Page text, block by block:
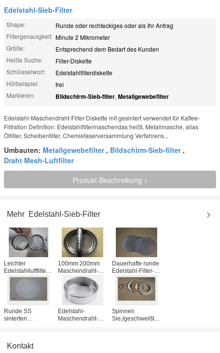
Edelstahl-Sieb-Filter
Shape:
Runde oder rechteckiges oder als Ihr Antrag
Filtergenauigkeit: Minute 2 Mikrometer
Größe:
Entsprechend dem Bedarf des Kunden
Heiße Suche:
Filter-Diskette
Schlüsselwort:
Edelstahlfilterdiskette
Hörbeispiel:
frei
Markieren:
Bildschirm-Sieb-filter, Metallgewebefilter
Edelstahl-Maschendraht-Filter-Diskette mit gesintert verwendet für Kaffee-
Filtration Definition: Edelstahlfiltermaschendas heißt, Metallmasche, alias
Ölfilter, Scheibenfilter, Chemiefaserversammlung Verfahrens...
Umbauten: Metallgewebefilter, Bildschirm-Sieb-filter,
Draht Mesh-Luftfilter
Produkt-Beschreibung >
Mehr Edelstahl-Sieb-Filter
Leichter
Edelstahlluftfilter
Tee-Ball mit
korrosionsbeständigem,
Halogen-Material
100mm 200mm
Maschendraht-
Filtersieb,
Edelstahl-blinder
Sieb SGS
aufgelistet
Dauerhafte runde
Edelstahl-Filter-
Diskette,
kundenspezifischer
Mikrometer-
Maschen-Filter
Runde SS
sinterten
Filter-Disketten-2-
Edelstahl-
Maschendraht-
Spinnen
Sie,/geschweißte
Kontakt